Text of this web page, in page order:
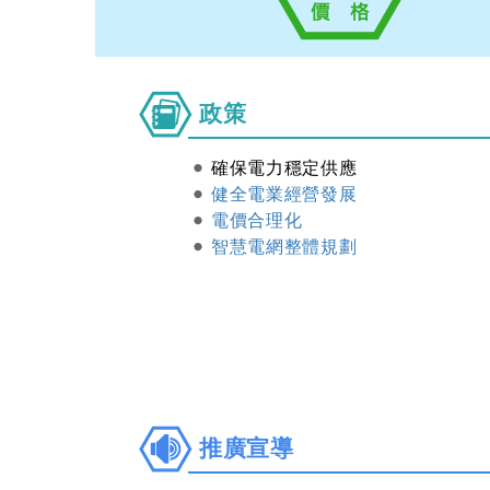
政
策
政策
確保電力穩定供應
健全電業經營發展
電價合理化
智慧電網整體規劃
推
廣
推廣宣導